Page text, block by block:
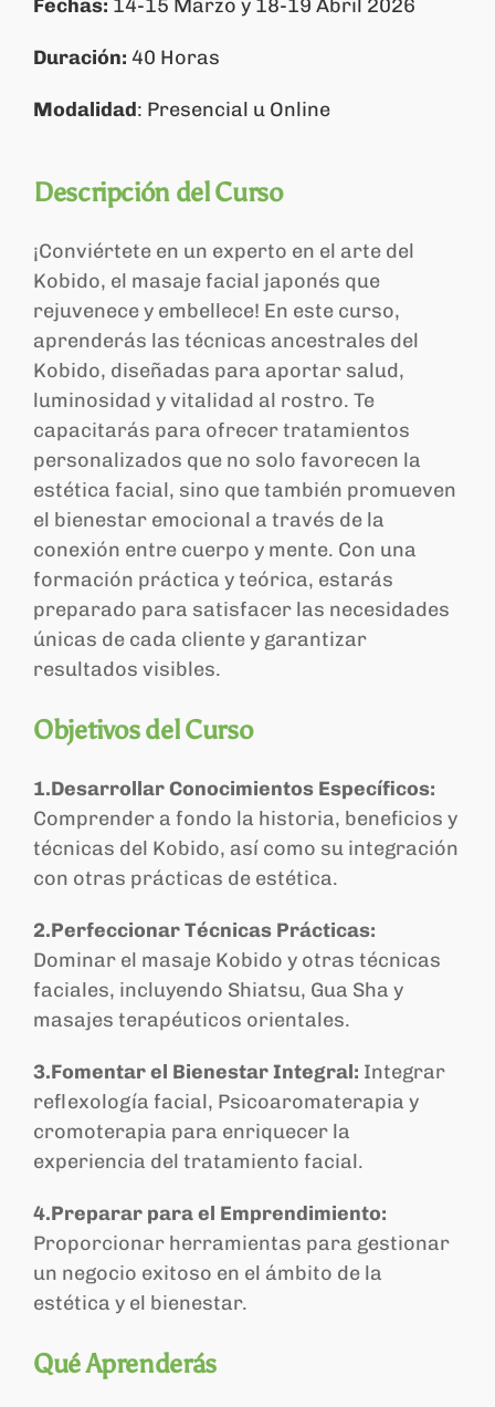
Fechas: 14-15 Marzo y 18-19 Abril 2026
Duración: 40 Horas
Modalidad: Presencial u Online
Descripción del Curso
¡Conviértete en un experto en el arte del
Kobido, el masaje facial japonés que
rejuvenece y embellece! En este curso,
aprenderás las técnicas ancestrales del
Kobido, diseñadas para aportar salud,
luminosidad y vitalidad al rostro. Te
capacitarás para ofrecer tratamientos
personalizados que no solo favorecen la
estética facial, sino que también promueven
el bienestar emocional a través de la
conexión entre cuerpo y mente. Con una
formación práctica y teórica, estarás
preparado para satisfacer las necesidades
únicas de cada cliente y garantizar
resultados visibles.
Objetivos del Curso
1.Desarrollar Conocimientos Específicos:
Comprender a fondo la historia, beneficios y
técnicas del Kobido, así como su integración
con otras prácticas de estética.
2.Perfeccionar Técnicas Prácticas:
Dominar el masaje Kobido y otras técnicas
faciales, incluyendo Shiatsu, Gua Sha y
masajes terapéuticos orientales.
3.Fomentar el Bienestar Integral: Integrar
reflexología facial, Psicoaromaterapia y
cromoterapia para enriquecer la
experiencia del tratamiento facial.
4.Preparar para el Emprendimiento:
Proporcionar herramientas para gestionar
un negocio exitoso en el ámbito de la
estética y el bienestar.
Qué Aprenderás